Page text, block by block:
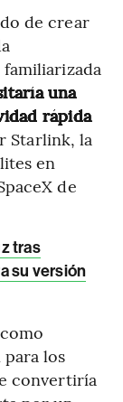
de crear
una
rápida
Starlink, la
en
de
tras
su versión
los
convertiría